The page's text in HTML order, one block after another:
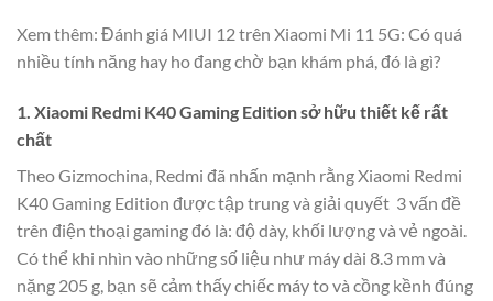
Xem thêm: Đánh giá MIUI 12 trên Xiaomi Mi 11 5G: Có quá
nhiều tính năng hay ho đang chờ bạn khám phá, đó là gì?
1. Xiaomi Redmi K40 Gaming Edition sở hữu thiết kế rất
chất
Theo Gizmochina, Redmi đã nhấn mạnh rằng Xiaomi Redmi
K40 Gaming Edition được tập trung và giải quyết 3 vấn đề
trên điện thoại gaming đó là: độ dày, khối lượng và vẻ ngoài.
Có thể khi nhìn vào những số liệu như máy dài 8.3 mm và
nặng 205 g, bạn sẽ cảm thấy chiếc máy to và cồng kềnh đúng